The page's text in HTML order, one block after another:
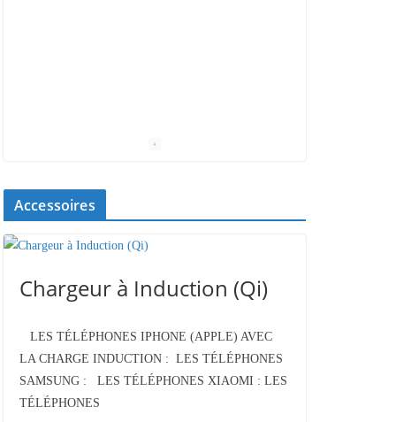
Accessoires
Chargeur à Induction (Qi)
LES TÉLÉPHONES IPHONE (APPLE) AVEC
LA CHARGE INDUCTION : LES TÉLÉPHONES
SAMSUNG : LES TÉLÉPHONES XIAOMI : LES
TÉLÉPHONES